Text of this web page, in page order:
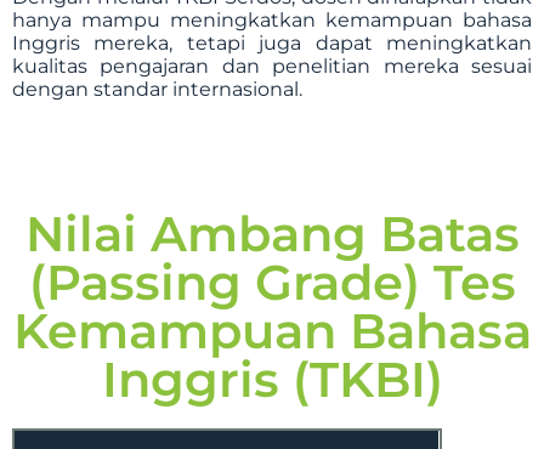
hanya mampu meningkatkan kemampuan bahasa
Inggris mereka, tetapi juga dapat meningkatkan
kualitas pengajaran dan penelitian mereka sesuai
dengan standar internasional.
Nilai Ambang Batas
(Passing Grade) Tes
Kemampuan Bahasa
Inggris (TKBI)